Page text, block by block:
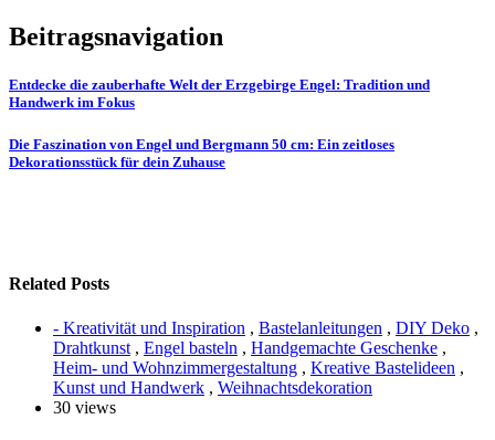
Beitragsnavigation
Entdecke die zauberhafte Welt der Erzgebirge Engel: Tradition und
Handwerk im Fokus
Die Faszination von Engel und Bergmann 50 cm: Ein zeitloses
Dekorationsstück für dein Zuhause
Related Posts
- Kreativität und Inspiration , Bastelanleitungen , DIY Deko ,
Drahtkunst , Engel basteln , Handgemachte Geschenke ,
Heim- und Wohnzimmergestaltung , Kreative Bastelideen ,
Kunst und Handwerk , Weihnachtsdekoration
30 views